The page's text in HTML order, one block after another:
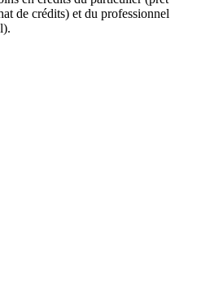
de crédits) et du professionnel